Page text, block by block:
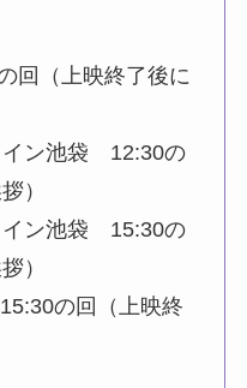
回（上映終了後に
イン池袋 12:30の
）
イン池袋 15:30の
）
の回（上映終